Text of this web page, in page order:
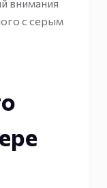
внимания
с серым